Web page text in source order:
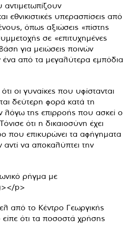
εθνικιστικές υπερασπίσεις από
όπως αξιώσεις «πίστης
σε «επιτυχημένες
για μειώσεις ποινών
από τα μεγαλύτερα εμπόδια
οι γυναίκες που υφίστανται
δεύτερη φορά κατά τη
λόγω της επιρροής που ασκεί ο
ότι η δικαιοσύνη έχει
που επικυρώνει τα αφήγηματα
αντί να αποκαλύπτει την
ρήγμα με
p>
από το Κέντρο Γεωργικής
ότι τα ποσοστά χρήσης